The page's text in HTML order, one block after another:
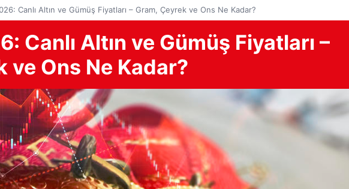
Canlı Altın ve Gümüş Fiyatları – Gram, Çeyrek ve Ons Ne Kadar?
Canlı Altın ve Gümüş Fiyatları –
ve Ons Ne Kadar?